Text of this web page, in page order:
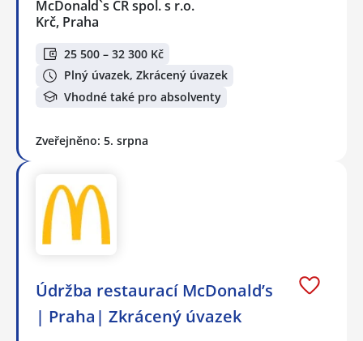
McDonald`s ČR spol. s r.o.
Krč, Praha
25 500 – 32 300 Kč
Plný úvazek, Zkrácený úvazek
Vhodné také pro absolventy
Zveřejněno: 5. srpna
Údržba restaurací McDonald’s
| Praha| Zkrácený úvazek